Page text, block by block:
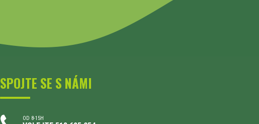
SPOJTE SE S NÁMI
OD 8-15H